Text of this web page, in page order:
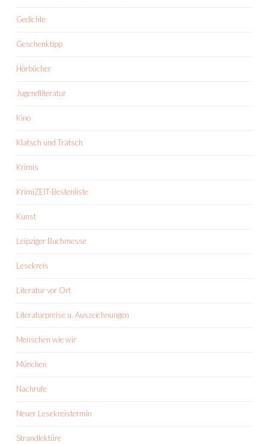
Gedichte
Geschenktipp
Hörbücher
Jugendliteratur
Kino
Klatsch und Tratsch
Krimis
KrimiZEIT-Bestenliste
Kunst
Leipziger Buchmesse
Lesekreis
Literatur vor Ort
Literaturpreise u. Auszeichnungen
Menschen wie wir
München
Nachrufe
Neuer Lesekreistermin
Strandlektüre